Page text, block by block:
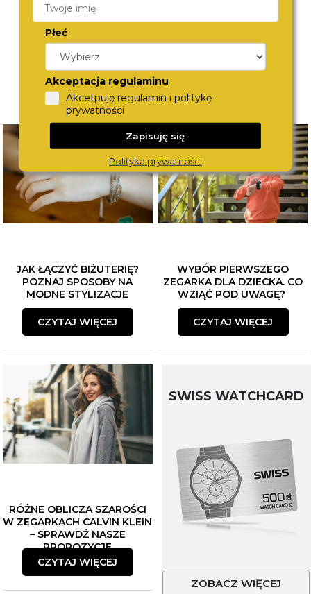
JAK ŁĄCZYĆ BIŻUTERIĘ?
POZNAJ SPOSOBY NA
MODNE STYLIZACJE
CZYTAJ WIĘCEJ
WYBÓR PIERWSZEGO
ZEGARKA DLA DZIECKA. CO
WZIĄĆ POD UWAGĘ?
CZYTAJ WIĘCEJ
RÓŻNE OBLICZA SZAROŚCI
W ZEGARKACH CALVIN KLEIN
– SPRAWDŹ NASZE
PROPOZYCJE
CZYTAJ WIĘCEJ
SWISS WATCHCARD
ZOBACZ WIĘCEJ
Płeć
Akceptacja regulaminu
Akcetpuję regulamin i politykę
prywatności
Zapisuję się
Polityka prywatności